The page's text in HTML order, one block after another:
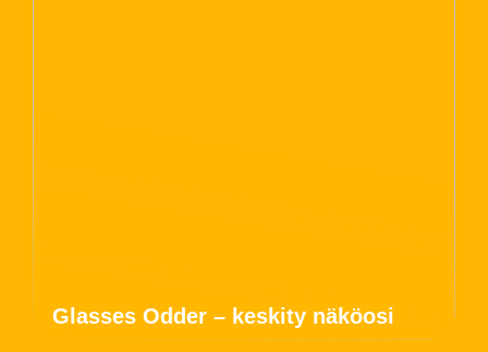
Glasses Odder – keskity näköosi